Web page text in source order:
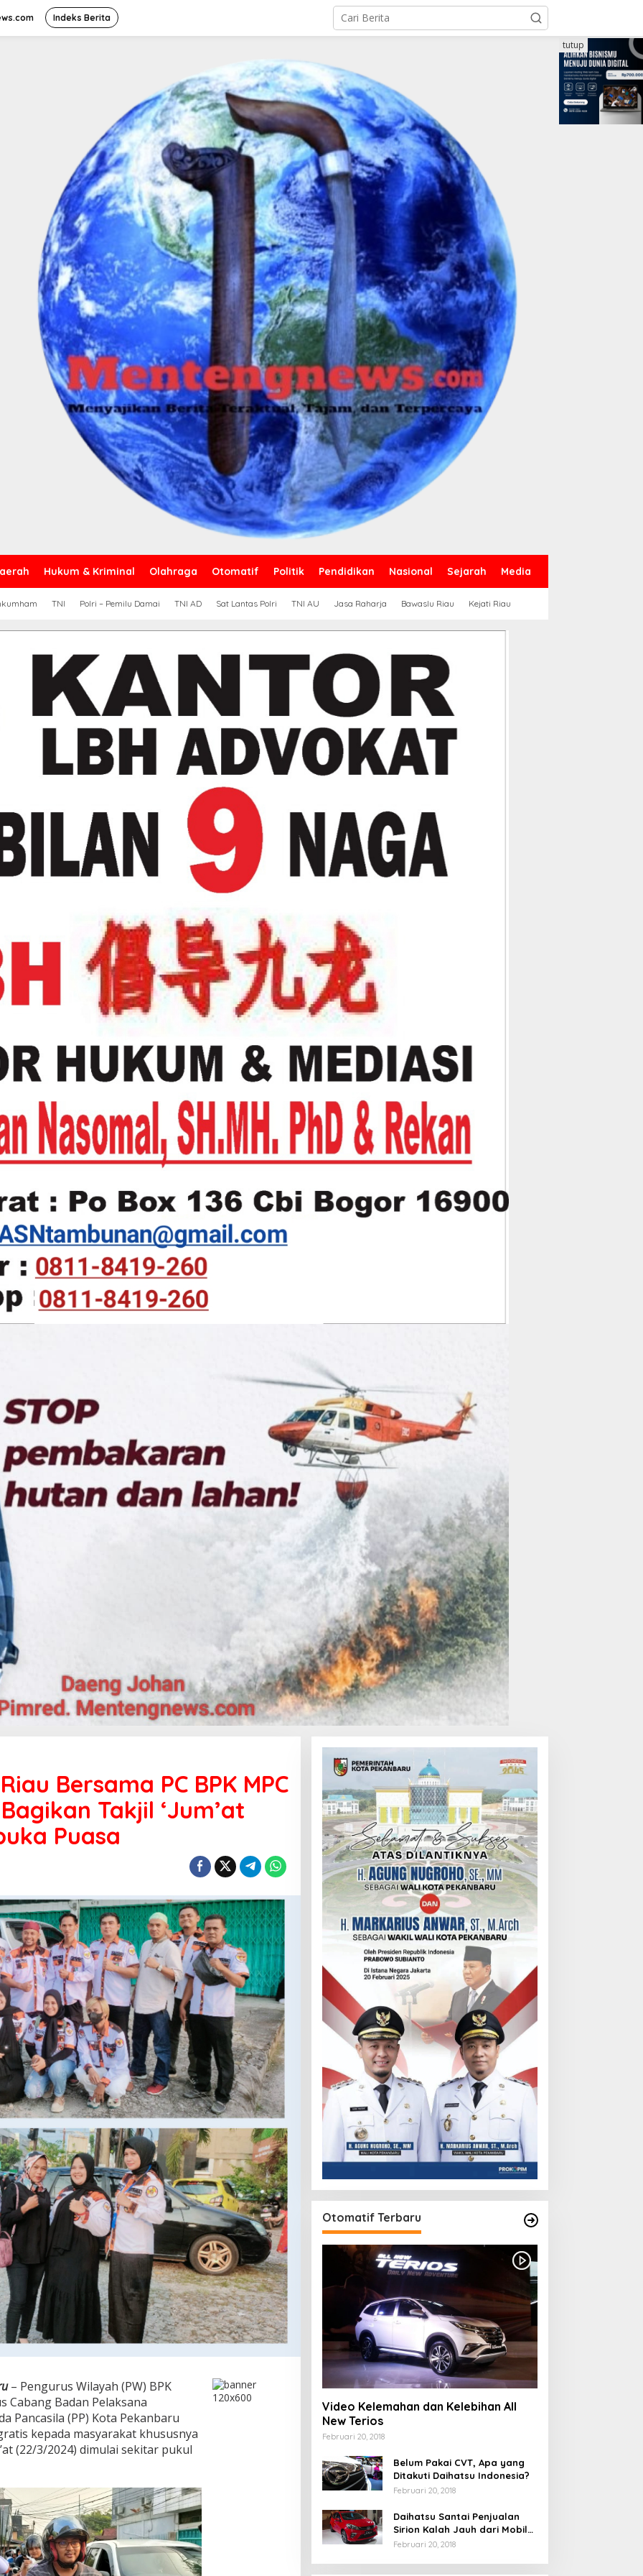
Indeks Berita
Hukum & Kriminal Olahraga Otomatif Politik Pendidikan Nasional Sejarah Media
TNI Polri – Pemilu Damai TNI AD Sat Lantas Polri TNI AU Jasa Raharja Bawaslu Riau Kejati Riau
tutup
Bersama PC BPK MPC
Takjil ‘Jum’at
Puasa
– Pengurus Wilayah (PW) BPK
Cabang Badan Pelaksana
Pancasila (PP) Kota Pekanbaru
kepada masyarakat khususnya
(22/3/2024) dimulai sekitar pukul
Otomatif Terbaru
Video Kelemahan dan Kelebihan All
New Terios
Februari 20, 2018
Belum Pakai CVT, Apa yang
Ditakuti Daihatsu Indonesia?
Februari 20, 2018
Daihatsu Santai Penjualan
Sirion Kalah Jauh dari Mobil
LCGC
Februari 20, 2018